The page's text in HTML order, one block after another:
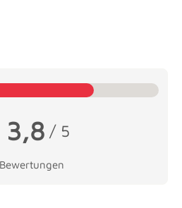
3,8 / 5